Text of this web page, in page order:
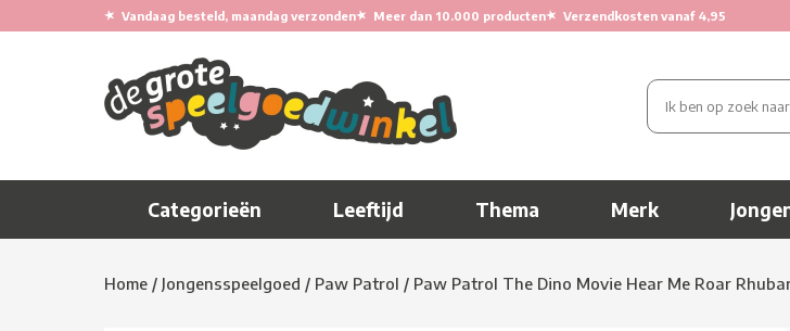
★ Vandaag besteld, maandag verzonden★ Meer dan 10.000 producten★ Verzendkosten vanaf 4,95
Categorieën Leeftijd Thema Merk
Home / Jongensspeelgoed / Paw Patrol / Paw Patrol The Dino Movie Hear Me Roar